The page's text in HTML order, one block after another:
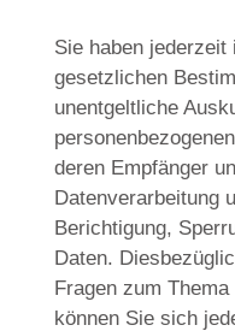
Sie haben jederzeit
gesetzlichen
unentgeltliche
deren Empfänger
Datenverarbeitung
Berichtigung,
Daten.
Fragen zum
können Sie sich